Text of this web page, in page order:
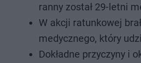
ranny został 29-letni
W akcji ratunkowej
medycznego, który
Dokładne przyczyny i